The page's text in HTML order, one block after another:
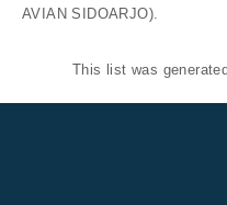
AVIAN SIDOARJO).
This list was